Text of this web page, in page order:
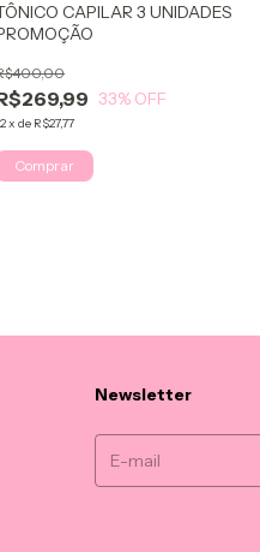
CAPILAR 3 UNIDADES
33% OFF
xde R$27,77
Newsletter